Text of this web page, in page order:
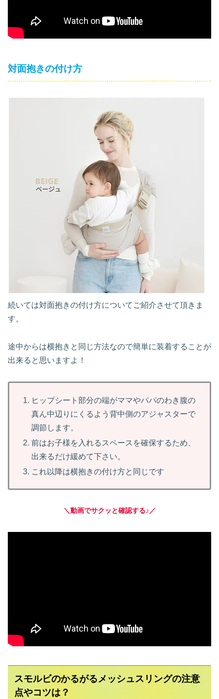
対面抱きの付け方
続いては対面抱きの付け方についてご紹介させて頂きま
す。
途中からは横抱きと同じ方法なので簡単に装着することが
出来ると思いますよ！
ヒップシート部分の端がママやパパのわき腹の
真ん中辺りにくるよう背中側のアジャスターで
調節します。
前はお子様を入れるスペースを確保するため、
出来るだけ緩めて下さい。
これ以降は横抱きの付け方と同じです
＼動画でサクッと確認する♪／
スモルビのかるがるメッシュスリングの注意
点やコツは？